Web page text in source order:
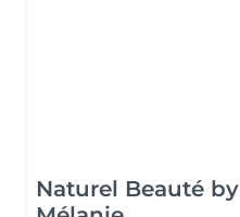
Naturel Beauté by